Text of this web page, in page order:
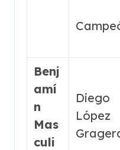
Benj
amí
n
Mas
culi
Diego
López